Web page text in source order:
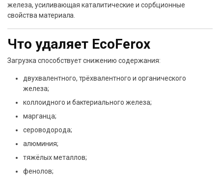
железа, усиливающая каталитические и сорбционные
свойства материала.
Что удаляет EcoFerox
Загрузка способствует снижению содержания:
двухвалентного, трёхвалентного и органического
железа;
коллоидного и бактериального железа;
марганца;
сероводорода;
алюминия;
тяжёлых металлов;
фенолов;